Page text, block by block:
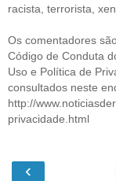
racista, terrorista,
Os comentadores
Código de Conduta
Uso e Política de
consultados neste
http://
privacidade.html
‹